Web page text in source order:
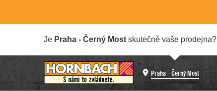
Je Praha - Černý Most skutečně vaše prodejna?
Praha - Černý Most